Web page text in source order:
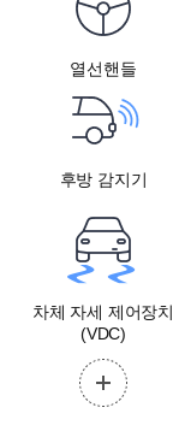
열선핸들
후방 감지기
차체 자세 제어장치
(VDC)